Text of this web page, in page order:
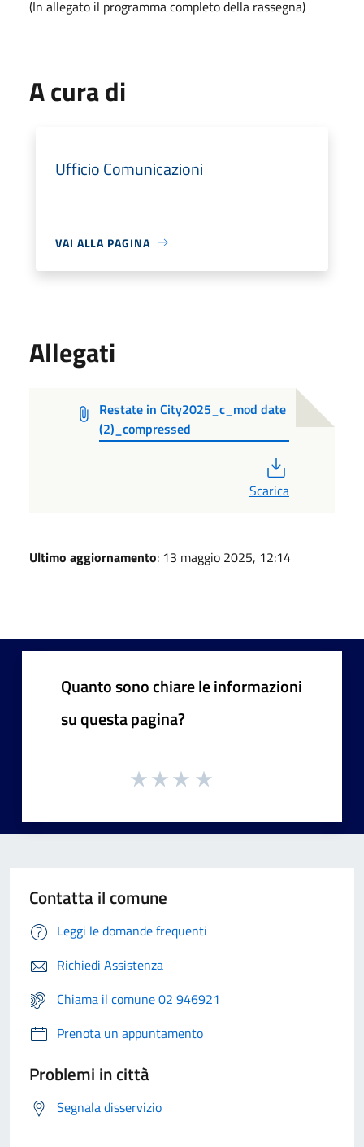
(In allegato il programma completo della rassegna)
A cura di
Ufficio Comunicazioni
VAI ALLA PAGINA
Allegati
Restate in City2025_c_mod date
(2)_compressed
Scarica
Ultimo aggiornamento: 13 maggio 2025, 12:14
Quanto sono chiare le informazioni
su questa pagina?
Contatta il comune
Leggi le domande frequenti
Richiedi Assistenza
Chiama il comune 02 946921
Prenota un appuntamento
Problemi in città
Segnala disservizio